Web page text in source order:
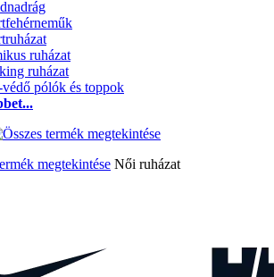
ruházat
ruházat
pólók és toppok
megtekintése Női ruházat